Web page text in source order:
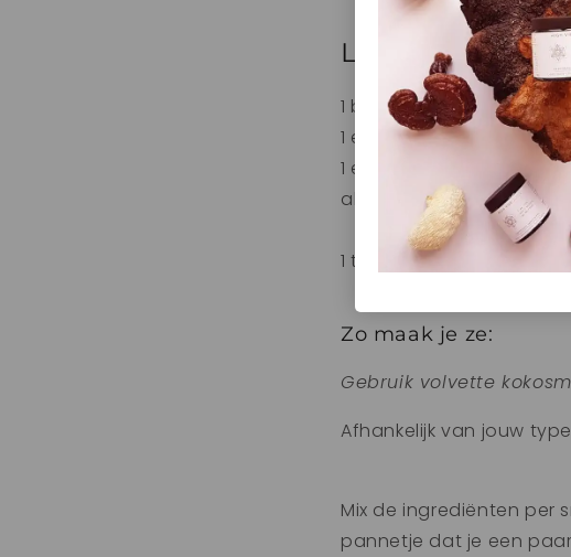
Lavendel /
1 blikje kokosmelk
1 eetlepel sterke Lavendel
1 eetlepel sterke
ahornsiroop naar smaak
1 theelepelI am calm
Zo maak je ze:
Gebruik volvette
Afhankelijk van jouw
Mix de ingrediënten per
pannetje dat je een